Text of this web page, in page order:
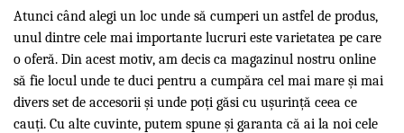
Atunci când alegi un loc unde să cumperi un astfel de produs,
unul dintre cele mai importante lucruri este varietatea pe care
o oferă. Din acest motiv, am decis ca magazinul nostru online
să fie locul unde te duci pentru a cumpăra cel mai mare și mai
divers set de accesorii și unde poți găsi cu ușurință ceea ce
cauți. Cu alte cuvinte, putem spune și garanta că ai la noi cele